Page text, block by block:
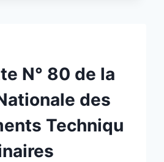
N° 80 de la
des
Techniqu